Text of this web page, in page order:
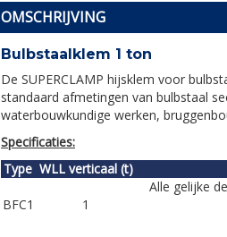
OMSCHRIJVING
Bulbstaalklem 1 ton
De SUPERCLAMP hijsklem voor
standaard afmetingen van bulbstaal
waterbouwkundige werken,
Specificaties:
Type WLL verticaal (t)
BFC1 1
Alle gelijke